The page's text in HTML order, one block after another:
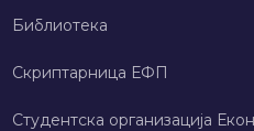
Библиотека
Скриптарница ЕФП
Студентска организација